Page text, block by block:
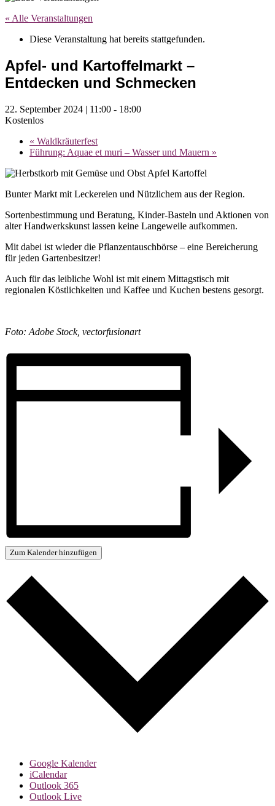
« Alle Veranstaltungen
Diese Veranstaltung hat bereits stattgefunden.
Apfel- und Kartoffelmarkt –
Entdecken und Schmecken
22. September 2024 | 11:00 - 18:00
Kostenlos
« Waldkräuterfest
Führung: Aquae et muri – Wasser und Mauern »
Bunter Markt mit Leckereien und Nützlichem aus der Region.
Sortenbestimmung und Beratung, Kinder-Basteln und Aktionen von
alter Handwerkskunst lassen keine Langeweile aufkommen.
Mit dabei ist wieder die Pflanzentauschbörse – eine Bereicherung
für jeden Gartenbesitzer!
Auch für das leibliche Wohl ist mit einem Mittagstisch mit
regionalen Köstlichkeiten und Kaffee und Kuchen bestens gesorgt.
Foto: Adobe Stock, vectorfusionart
Zum Kalender hinzufügen
Google Kalender
iCalendar
Outlook 365
Outlook Live